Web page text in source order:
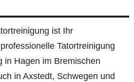
ist Ihr
Tatortreinigung
in Hagen im Bremischen
in Axstedt, Schwegen und